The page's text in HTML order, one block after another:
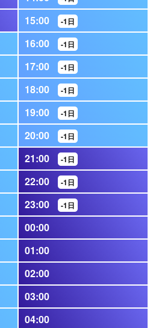
15:00 -1日
16:00 -1日
17:00 -1日
18:00 -1日
19:00 -1日
20:00 -1日
21:00 -1日
22:00 -1日
23:00 -1日
00:00
01:00
02:00
03:00
04:00